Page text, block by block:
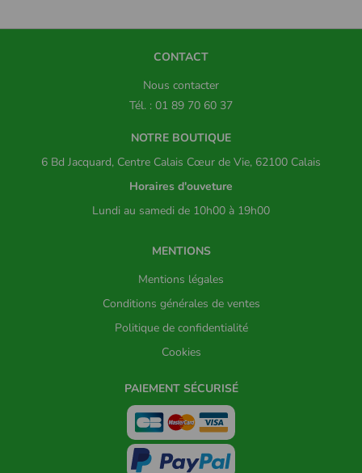
CONTACT
Nous contacter
Tél. : 01 89 70 60 37
NOTRE BOUTIQUE
6 Bd Jacquard, Centre Calais Cœur de Vie, 62100 Calais
Horaires d'ouveture
Lundi au samedi de 10h00 à 19h00
MENTIONS
Mentions légales
Conditions générales de ventes
Politique de confidentialité
Cookies
PAIEMENT SÉCURISÉ